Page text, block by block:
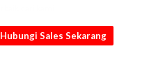
Hubungi Sales Sekarang